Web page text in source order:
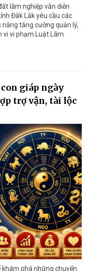
lâm nghiệp vẫn diễn
Đắk Lắk yêu cầu các
tăng cường quản lý,
vi vi phạm Luật Lâm
giáp ngày
trợ vận, tài lộc
phá những chuyển